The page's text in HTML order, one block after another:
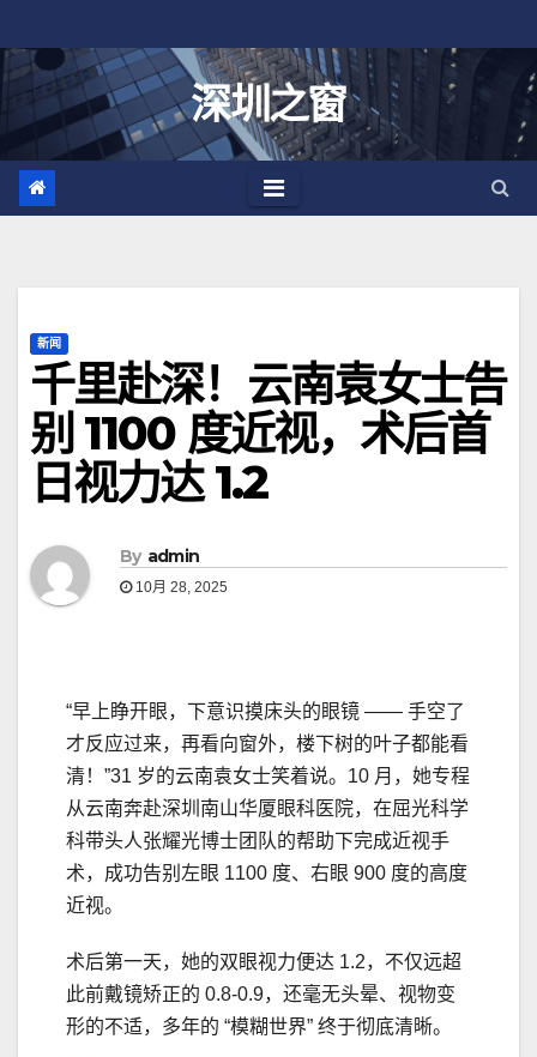
至
深圳之窗
新闻
千里赴深！云南袁女士告
别 1100 度近视，术后首
日视力达 1.2
By admin
10月 28, 2025
“早上睁开眼，下意识摸床头的眼镜 —— 手空了
才反应过来，再看向窗外，楼下树的叶子都能看
清！”31 岁的云南袁女士笑着说。10 月，她专程
从云南奔赴深圳南山华厦眼科医院，在屈光科学
科带头人张耀光博士团队的帮助下完成近视手
术，成功告别左眼 1100 度、右眼 900 度的高度
近视。
术后第一天，她的双眼视力便达 1.2，不仅远超
此前戴镜矫正的 0.8-0.9，还毫无头晕、视物变
形的不适，多年的 “模糊世界” 终于彻底清晰。